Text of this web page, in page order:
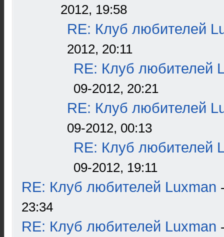
2012, 19:58
RE: Клуб любителей
2012, 20:11
RE: Клуб любителей
09-2012, 20:21
RE: Клуб любителей
09-2012, 00:13
RE: Клуб любителей
09-2012, 19:11
RE: Клуб любителей Luxman
23:34
RE: Клуб любителей Luxman